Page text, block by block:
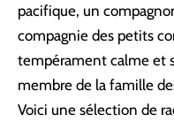
pacifique, un
compagnie des petits
tempérament calme et
membre de la famille
Voici une sélection de